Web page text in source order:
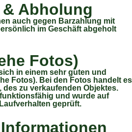
Abholung
auch gegen Barzahlung mit
im Geschäft abgeholt
Fotos)
in einem sehr guten und
Fotos). Bei den Fotos handelt es
zu verkaufenden Objektes.
und wurde auf
geprüft.